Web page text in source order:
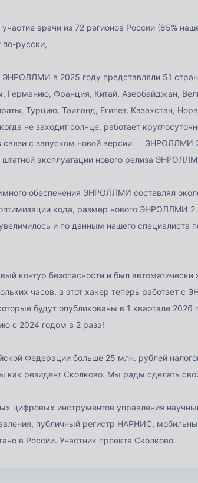
врачи из 72 регионов России (85%
по-русски,
ЭНРОЛЛМИ в 2025 году представляли 51
Франция, Китай, Азербайджан,
Турцию, Таиланд, Египет, Казахстан,
не заходит солнце, работает
связи с запуском новой версии — ЭНРОЛЛМИ
эксплуатации нового релиза
обеспечения ЭНРОЛЛМИ составлял
кода, размер нового ЭНРОЛЛМИ
и по данным нашего специалиста
контур безопасности и был
часов, а этот хакер теперь работает с
будут опубликованы в 1 квартале 2026
с 2024 годом в 2 раза!
Федерации больше 25 млн. рублей
как резидент Сколково. Мы рады сделать
цифровых инструментов управления
публичный регистр НАРНИС,
в России. Участник проекта Сколково.